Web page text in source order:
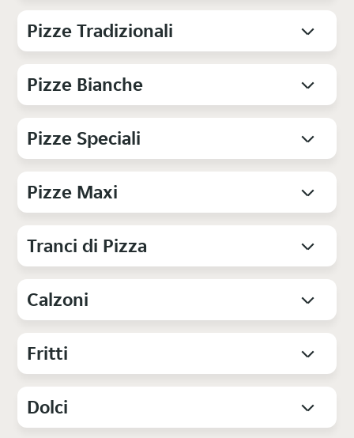
Pizze Tradizionali
Pizze Bianche
Pizze Speciali
Pizze Maxi
Tranci di Pizza
Calzoni
Fritti
Dolci